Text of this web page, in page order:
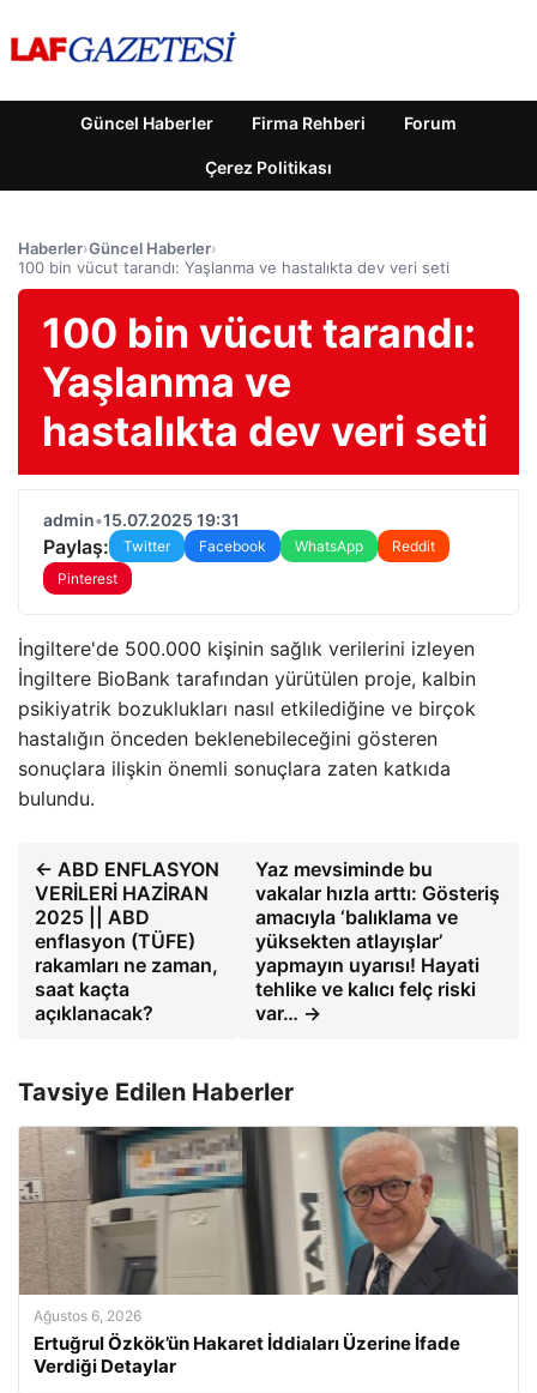
Güncel Haberler Firma Rehberi Forum
Çerez Politikası
Haberler›Güncel Haberler›
100 bin vücut tarandı: Yaşlanma ve hastalıkta dev veri seti
100 bin vücut tarandı:
Yaşlanma ve
hastalıkta dev veri seti
admin•15.07.2025 19:31
Paylaş: Twitter Facebook WhatsApp
Reddit
Pinterest
İngiltere'de 500.000 kişinin sağlık verilerini izleyen
İngiltere BioBank tarafından yürütülen proje, kalbin
psikiyatrik bozuklukları nasıl etkilediğine ve birçok
hastalığın önceden beklenebileceğini gösteren
sonuçlara ilişkin önemli sonuçlara zaten katkıda
bulundu.
← ABD ENFLASYON
VERİLERİ HAZİRAN
2025 || ABD
enflasyon (TÜFE)
rakamları ne zaman,
saat kaçta
açıklanacak?
Yaz mevsiminde bu
vakalar hızla arttı: Gösteriş
amacıyla ‘balıklama ve
yüksekten atlayışlar’
yapmayın uyarısı! Hayati
tehlike ve kalıcı felç riski
var… →
Tavsiye Edilen Haberler
Ağustos 6, 2026
Ertuğrul Özkök’ün Hakaret İddiaları Üzerine İfade
Verdiği Detaylar